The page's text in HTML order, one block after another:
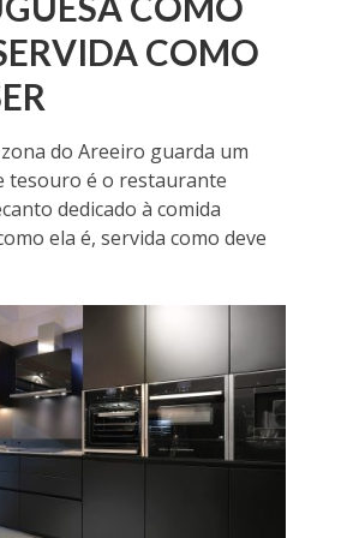
COMO
do Areeiro guarda um
tesouro é o restaurante
dedicado à comida
ela é, servida como deve